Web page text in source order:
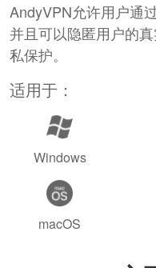
AndyVPN允许用户通
并且可以隐匿用户的
私保护。
适用于：
Windows
macOS